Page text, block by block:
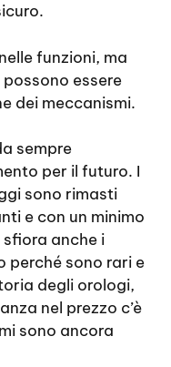
funzioni, ma
essere
dei meccanismi.
sempre
per il futuro. I
sono rimasti
e con un minimo
anche i
perché sono rari e
degli orologi,
nel prezzo c’è
sono ancora